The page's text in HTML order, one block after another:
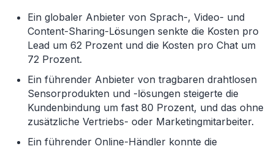
Ein globaler Anbieter von Sprach-, Video- und
Content-Sharing-Lösungen senkte die Kosten pro
Lead um 62 Prozent und die Kosten pro Chat um
72 Prozent.
Ein führender Anbieter von tragbaren drahtlosen
Sensorprodukten und -lösungen steigerte die
Kundenbindung um fast 80 Prozent, und das ohne
zusätzliche Vertriebs- oder Marketingmitarbeiter.
Ein führender Online-Händler konnte die